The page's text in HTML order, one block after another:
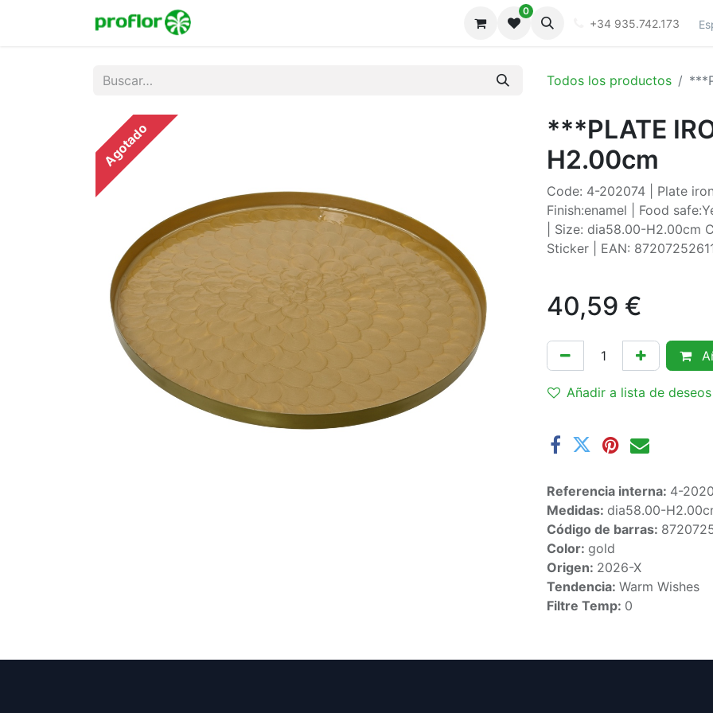
0
+34 935.742.173
Todos los productos
Agotado
***PLATE
H2.00cm
Code: 4-202074 | Plate
Finish:enamel | Food
| Size: dia58.00-H2.00cm
Sticker | EAN:
40,59 €
Añadir a lista de deseos
Referencia interna: 4-
Medidas: dia58.00-
Código de barras:
Color: gold
Origen: 2026-X
Tendencia: Warm Wishes
Filtre Temp: 0